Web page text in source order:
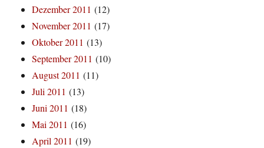
Dezember 2011 (12)
November 2011 (17)
Oktober 2011 (13)
September 2011 (10)
August 2011 (11)
Juli 2011 (13)
Juni 2011 (18)
Mai 2011 (16)
April 2011 (19)